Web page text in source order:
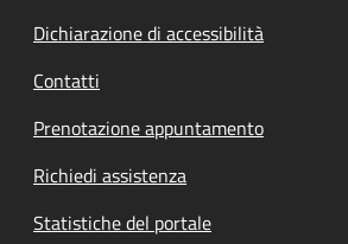
Dichiarazione di accessibilità
Contatti
Prenotazione appuntamento
Richiedi assistenza
Statistiche del portale